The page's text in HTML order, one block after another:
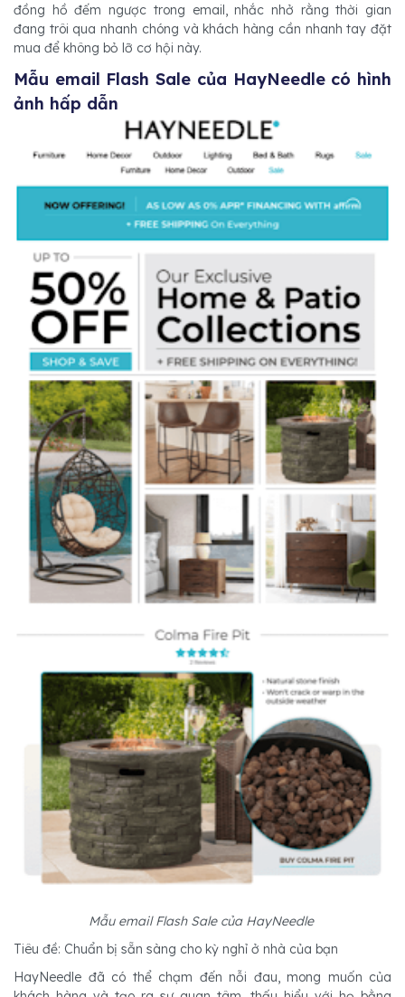
đồng hồ đếm ngược trong email, nhắc nhở rằng thời gian
đang trôi qua nhanh chóng và khách hàng cần nhanh tay đặt
mua để không bỏ lỡ cơ hội này.
Mẫu email Flash Sale của HayNeedle có hình
ảnh hấp dẫn
Mẫu email Flash Sale của HayNeedle
Tiêu đề: Chuẩn bị sẵn sàng cho kỳ nghỉ ở nhà của bạn
HayNeedle đã có thể chạm đến nỗi đau, mong muốn của